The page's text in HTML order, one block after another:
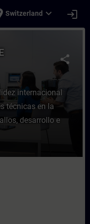
Switzerland expand_more login
- SERVICE
share
internacional
técnicas en la
desarrollo e